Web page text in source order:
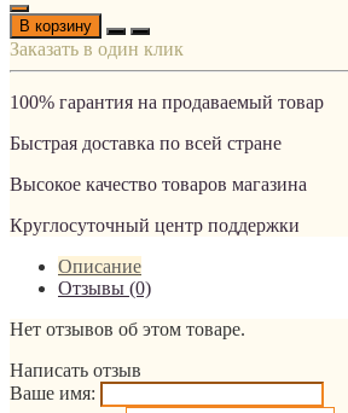
В корзину
Заказать в один клик
100% гарантия на продаваемый товар
Быстрая доставка по всей стране
Высокое качество товаров магазина
Круглосуточный центр поддержки
Описание
Отзывы (0)
Нет отзывов об этом товаре.
Написать отзыв
Ваше имя: